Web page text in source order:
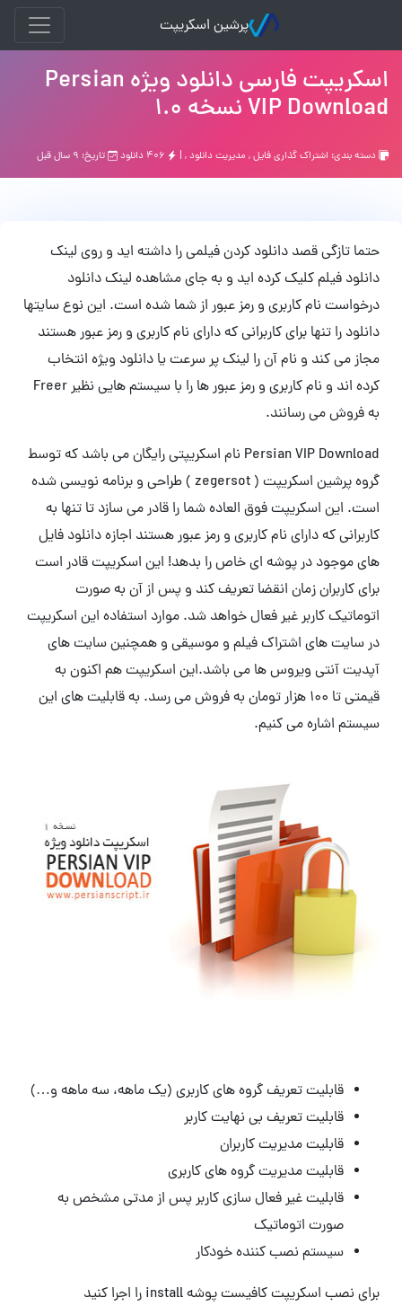
پرشین اسکریپت
اسکریپت فارسی دانلود ویژه Persian
VIP Download نسخه 1.0
دسته بندی: اشتراك گذاري فايل, مدیریت دانلود, | تاریخ: ۹ سال قبل
حتما تازگی قصد دانلود کردن فیلمی را داشته اید و روی لینک
دانلود فیلم کلیک کرده اید و به جای مشاهده لینک دانلود
درخواست نام کاربری و رمز عبور از شما شده است. این نوع سایتها
دانلود را تنها برای کاربرانی که دارای نام کاربری و رمز عبور هستند
مجاز می کند و نام آن را لینک پر سرعت یا دانلود ویژه انتخاب
کرده اند و نام کاربری و رمز عبور ها را با سیستم هایی نظیر Freer
به فروش می رسانند.
Persian VIP Download نام اسکریپتی رایگان می باشد که توسط
گروه پرشین اسکریپت ( zegersot ) طراحی و برنامه نویسی شده
است. این اسکریپت فوق العاده شما را قادر می سازد تا تنها به
کاربرانی که دارای نام کاربری و رمز عبور هستند اجازه دانلود فایل
های موجود در پوشه ای خاص را بدهد! این اسکریپت قادر است
برای کاربران زمان انقضا تعریف کند و پس از آن به صورت
اتوماتیک کاربر غیر فعال خواهد شد. موارد استفاده این اسکریپت
در سایت های اشتراک فیلم و موسیقی و همچنین سایت های
آپدیت آنتی ویروس ها می باشد.این اسکریپت هم اکنون به
قیمتی تا 100 هزار تومان به فروش می رسد. به قابلیت های این
سیستم اشاره می کنیم.
قابلیت تعریف گروه های کاربری (یک ماهه، سه ماهه و…)
قابلیت تعریف بی نهایت کاربر
قابلیت مدیریت کاربران
قابلیت مدیریت گروه های کاربری
قابلیت غیر فعال سازی کاربر پس از مدتی مشخص به
صورت اتوماتیک
سیستم نصب کننده خودکار
برای نصب اسکریپت کافیست پوشه install را اجرا کنید